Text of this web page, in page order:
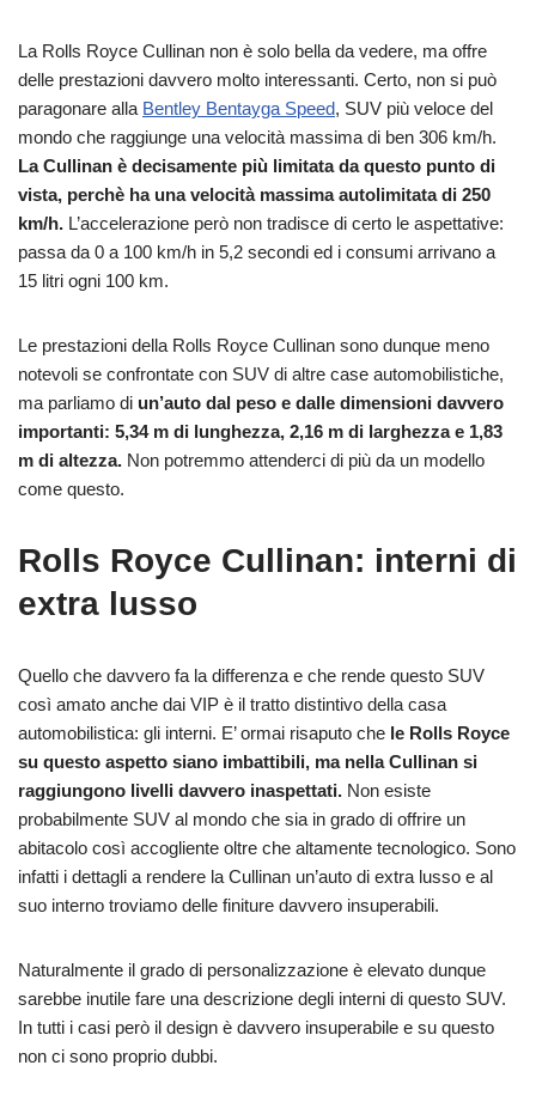
La Rolls Royce Cullinan non è solo bella da vedere, ma offre
delle prestazioni davvero molto interessanti. Certo, non si può
paragonare alla Bentley Bentayga Speed, SUV più veloce del
mondo che raggiunge una velocità massima di ben 306 km/h.
La Cullinan è decisamente più limitata da questo punto di
vista, perchè ha una velocità massima autolimitata di 250
km/h. L’accelerazione però non tradisce di certo le aspettative:
passa da 0 a 100 km/h in 5,2 secondi ed i consumi arrivano a
15 litri ogni 100 km.
Le prestazioni della Rolls Royce Cullinan sono dunque meno
notevoli se confrontate con SUV di altre case automobilistiche,
ma parliamo di un’auto dal peso e dalle dimensioni davvero
importanti: 5,34 m di lunghezza, 2,16 m di larghezza e 1,83
m di altezza. Non potremmo attenderci di più da un modello
come questo.
Rolls Royce Cullinan: interni di
extra lusso
Quello che davvero fa la differenza e che rende questo SUV
così amato anche dai VIP è il tratto distintivo della casa
automobilistica: gli interni. E’ ormai risaputo che le Rolls Royce
su questo aspetto siano imbattibili, ma nella Cullinan si
raggiungono livelli davvero inaspettati. Non esiste
probabilmente SUV al mondo che sia in grado di offrire un
abitacolo così accogliente oltre che altamente tecnologico. Sono
infatti i dettagli a rendere la Cullinan un’auto di extra lusso e al
suo interno troviamo delle finiture davvero insuperabili.
Naturalmente il grado di personalizzazione è elevato dunque
sarebbe inutile fare una descrizione degli interni di questo SUV.
In tutti i casi però il design è davvero insuperabile e su questo
non ci sono proprio dubbi.